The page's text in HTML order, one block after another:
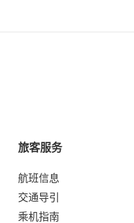
旅客服务
航班信息
交通导引
乘机指南